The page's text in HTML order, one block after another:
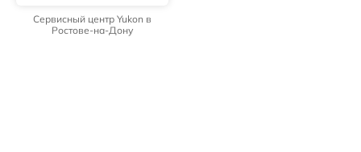
Сервисный центр Yukon в
Ростове-на-Дону